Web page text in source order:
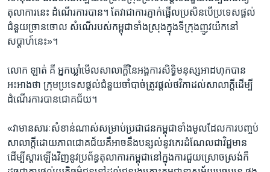
តុលាការ​នេះ ​ដំណើរការ​បាន។​ តែវា​ជា​ការ​ភ្ញាក់ផ្អើល​ប្រសិនបើ​ប្រទេស​ផ្តល់​
ជំនួយ​ច្រាន​ចោល ​សំណើ​របស់​កម្ពុជា​ទាំងស្រុង​ក្នុង​ទីក្រុង​ញូវយ៉ក​នៅ​
សប្តាហ៍​នេះ»។
លោក ឡាត់ គី​ អ្នកឃ្លាំ​មើល​សាលាក្តី​នៃ​អង្គការ​សិទ្ធិមនុស្ស​អាដហុក​បាន
អះអាង​ថា​ ក្រុម​ប្រទេស​ផ្តល់​ជំនួយ​ចាំបាច់​ត្រូវ​ផ្តល់​ថវិកា​ដល់​សាលាក្តី​ដើម្បី​
ដំណើរការ​បានជោគជ័យ។
«វា​មាន​សារៈ​សំខាន់​ណាស់​សម្រាប់​ប្រជាជន​កម្ពុជា​ទាំងមូល​ដែល​ការ​បញ្ចប់​
សាលាក្តី​ដោយ​ភាព​ជោគជ័យ​គឺ​អាច​នឹង​បន្សល់​នូវ​កេរដំណែល​ជាវិជ្ជមាន ​
ដើម្បី​ស្តារ​ឡើងវិញ​នូវ​ប្រព័ន្ធ​តុលាការ​កម្ពុជា​នៅក្នុង​ការ​ជួយស្រោចស្រង់​ក៏ ​